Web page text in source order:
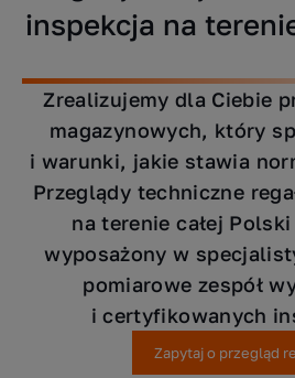
inspekcja na
Zrealizujemy dla Ciebie
magazynowych, który
i warunki, jakie stawia
Przeglądy techniczne
na terenie całej
wyposażony w
pomiarowe zespół
i certyfikowanych
Zapytaj o przegląd